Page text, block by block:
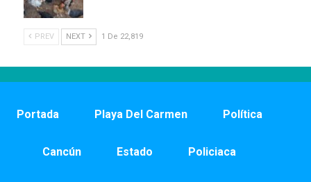
PREV NEXT 1 De 22,819
Portada Playa Del Carmen Política
Cancún Estado Policiaca